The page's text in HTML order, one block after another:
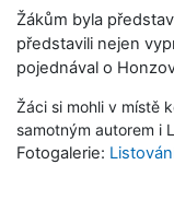
Žákům byla
představili nejen
pojednával o
Žáci si mohli v místě
samotným autorem i
Fotogalerie: